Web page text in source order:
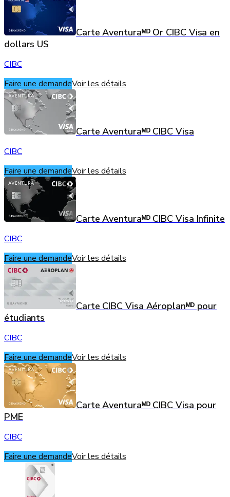
Carte Aventuraᴹᴰ Or CIBC Visa en
dollars US
CIBC
Faire une demandeVoir les détails
Carte Aventuraᴹᴰ CIBC Visa
CIBC
Faire une demandeVoir les détails
Carte Aventuraᴹᴰ CIBC Visa Infinite
CIBC
Faire une demandeVoir les détails
Carte CIBC Visa Aéroplanᴹᴰ pour
étudiants
CIBC
Faire une demandeVoir les détails
Carte Aventuraᴹᴰ CIBC Visa pour
PME
CIBC
Faire une demandeVoir les détails